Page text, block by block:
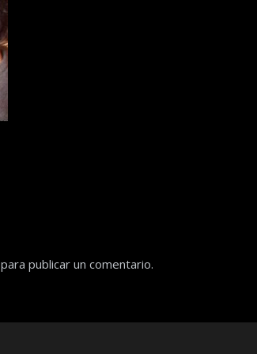
para publicar un comentario.